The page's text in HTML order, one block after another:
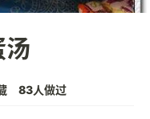
汤
83人做过